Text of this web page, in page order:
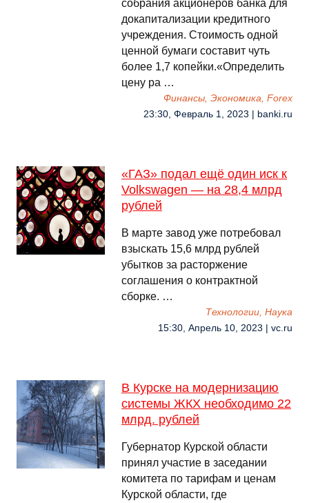
собрания акционеров банка для
докапитализации кредитного
учреждения. Стоимость одной
ценной бумаги составит чуть
более 1,7 копейки.«Определить
цену ра …
Финансы, Экономика, Forex
23:30, Февраль 1, 2023 | banki.ru
«ГАЗ» подал ещё один иск к
Volkswagen — на 28,4 млрд
рублей
В марте завод уже потребовал
взыскать 15,6 млрд рублей
убытков за расторжение
соглашения о контрактной
сборке. …
Технологии, Наука
15:30, Апрель 10, 2023 | vc.ru
В Курске на модернизацию
системы ЖКХ необходимо 22
млрд. рублей
Губернатор Курской области
принял участие в заседании
комитета по тарифам и ценам
Курской области, где